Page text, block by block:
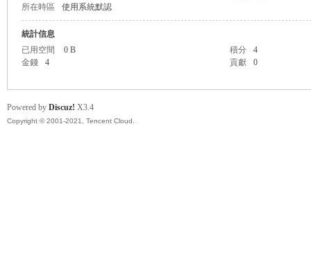
所在時區
使用系統默認
統計信息
已用空間
0 B 積分
4
金錢
4 貢獻 0
Powered by Discuz! X3.4
Copyright © 2001-2021, Tencent Cloud.